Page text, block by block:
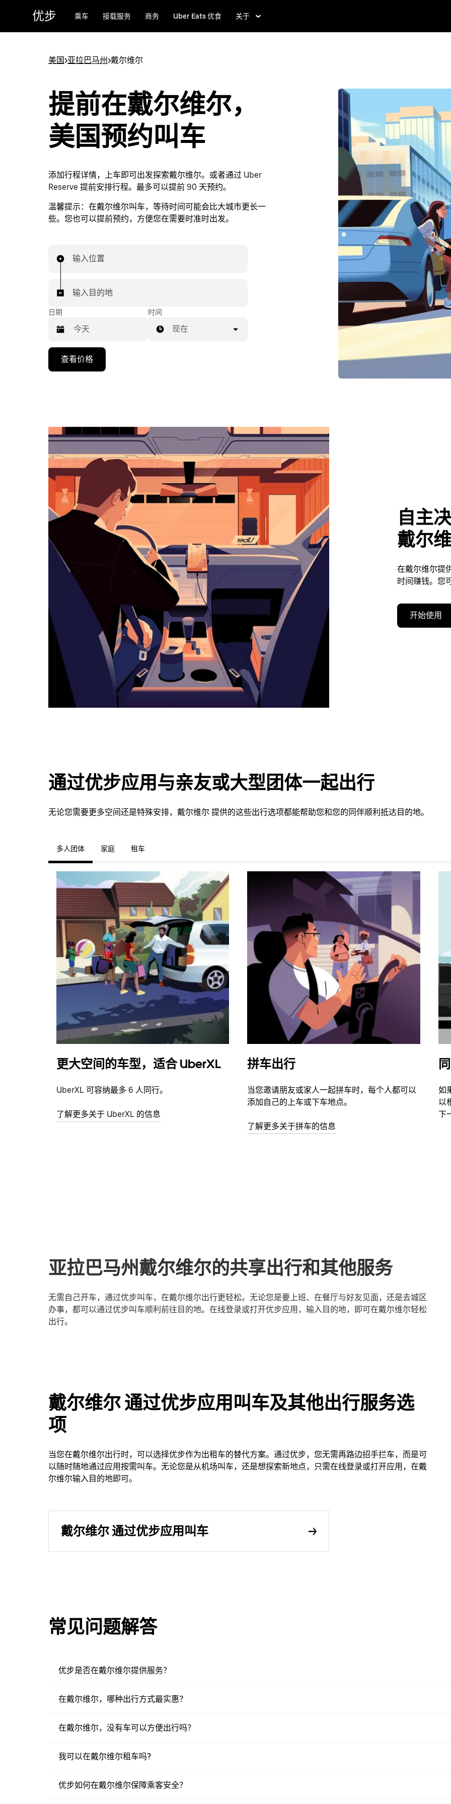
优步 乘车 接载服务 商务 Uber Eats 优食 关于
美国>亚拉巴马州>戴尔维尔
提前在戴尔维尔，
美国预约叫车
添加行程详情，上车即可出发探索戴尔维尔。或者通过 Uber
Reserve 提前安排行程。最多可以提前 90 天预约。
温馨提示： 在戴尔维尔叫车，等待时间可能会比大城市更长一
些。您也可以提前预约，方便您在需要时准时出发。
输入位置
输入目的地
日期
向
可
浏
览
日
历
择
期。
按
关
闭
日
历。
时间
现在
查看价格
自主
戴尔
在戴尔维尔提
时间赚钱。您
开始使用
通过优步应用与亲友或大型团体一起出行
无论您需要更多空间还是特殊安排，戴尔维尔 提供的这些出行选项都能帮助您和您的同伴顺利抵达目的地。
多人团体 家庭 租车
更大空间的车型，适合 UberXL
UberXL 可容纳最多 6 人同行。
了解更多关于 UberXL 的信息
拼车出行
当您邀请朋友或家人一起拼车时，每个人都可以
添加自己的上车或下车地点。
了解更多关于拼车的信息
如
以
下
亚拉巴马州戴尔维尔的共享出行和其他服务
无需自己开车，通过优步叫车，在戴尔维尔出行更轻松。无论您是要上班、在餐厅与好友见面，还是去城区
办事，都可以通过优步叫车顺利前往目的地。在线登录或打开优步应用，输入目的地，即可在戴尔维尔轻松
出行。
戴尔维尔 通过优步应用叫车及其他出行服务选
项
当您在戴尔维尔出行时，可以选择优步作为出租车的替代方案。通过优步，您无需再路边招手拦车，而是可
以随时随地通过应用按需叫车。无论您是从机场叫车，还是想探索新地点，只需在线登录或打开应用，在戴
尔维尔输入目的地即可。
戴尔维尔 通过优步应用叫车
常见问题解答
优步是否在戴尔维尔提供服务？
在戴尔维尔，哪种出行方式最实惠？
在戴尔维尔，没有车可以方便出行吗？
我可以在戴尔维尔租车吗?
优步如何在戴尔维尔保障乘客安全？